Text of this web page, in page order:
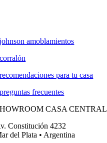
johnson amoblamientos
corralón
recomendaciones para tu casa
preguntas frecuentes
CASA CENTRAL
Constitución 4232
del Plata • Argentina